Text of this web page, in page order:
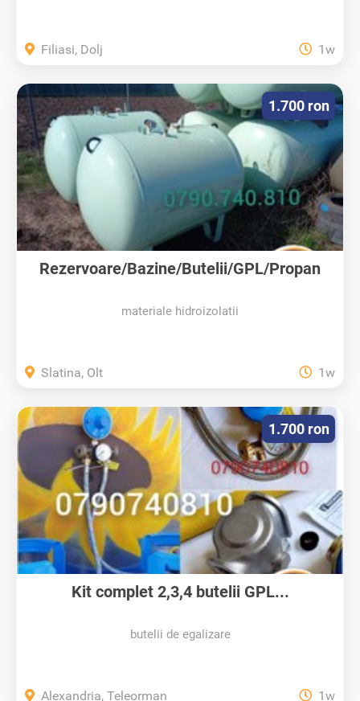
Filiasi, Dolj 1w
Rezervoare/Bazine/Butelii/GPL/Propan
materiale hidroizolatii
1.700 ron
Slatina, Olt 1w
Kit complet 2,3,4 butelii GPL...
butelii de egalizare
1.700 ron
Alexandria, Teleorman 1w